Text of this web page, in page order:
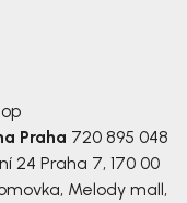
Praha 720 895 048
24 Praha 7, 170 00
Melody mall,